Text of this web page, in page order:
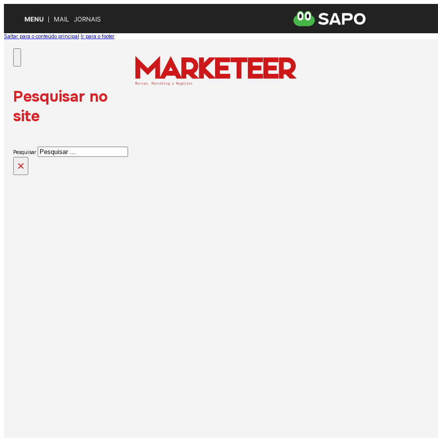
MENU MAIL JORNAIS
Saltar para o conteúdo principal Ir para o footer
Pesquisar no
site
Pesquisar
×